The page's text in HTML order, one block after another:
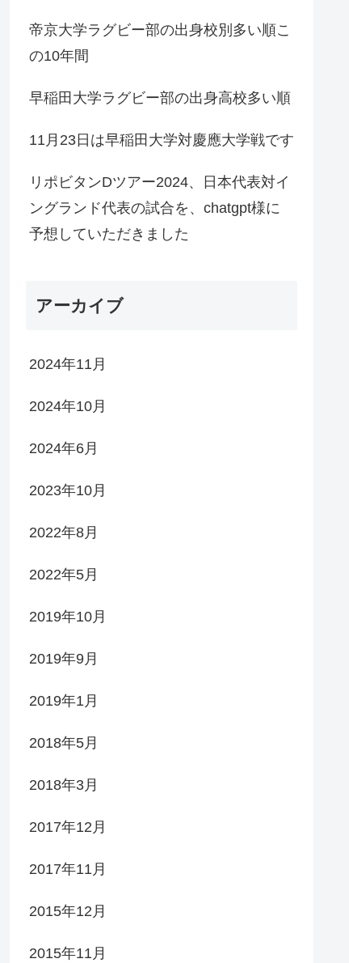
帝京大学ラグビー部の出身校別多い順こ
の10年間
早稲田大学ラグビー部の出身高校多い順
11月23日は早稲田大学対慶應大学戦です
リポビタンDツアー2024、日本代表対イ
ングランド代表の試合を、chatgpt様に
予想していただきました
アーカイブ
2024年11月
2024年10月
2024年6月
2023年10月
2022年8月
2022年5月
2019年10月
2019年9月
2019年1月
2018年5月
2018年3月
2017年12月
2017年11月
2015年12月
2015年11月